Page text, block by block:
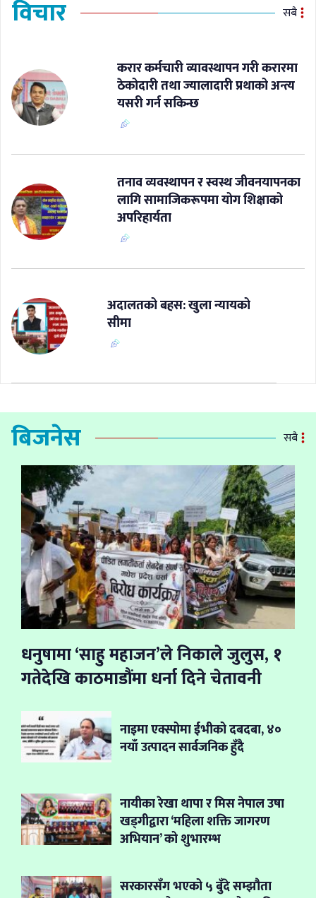
विचार सबै
करार कर्मचारी व्यावस्थापन गरी करारमा
ठेकोदारी तथा ज्यालादारी प्रथाको अन्त्य
यसरी गर्न सकिन्छ
​तनाव व्यवस्थापन र स्वस्थ जीवनयापनका
लागि सामाजिकरूपमा योग शिक्षाको
अपरिहार्यता
अदालतको बहस: खुला न्यायको
सीमा
बिजनेस सबै
धनुषामा ‘साहु महाजन’ले निकाले जुलुस, १
गतेदेखि काठमाडौंमा धर्ना दिने चेतावनी
नाइमा एक्स्पोमा ईभीको दबदबा, ४०
नयाँ उत्पादन सार्वजनिक हुँदै
नायीका रेखा थापा र मिस नेपाल उषा
खड्गीद्वारा ‘महिला शक्ति जागरण
अभियान’ को शुभारम्भ
सरकारसँग भएको ५ बुँदे सम्झौता